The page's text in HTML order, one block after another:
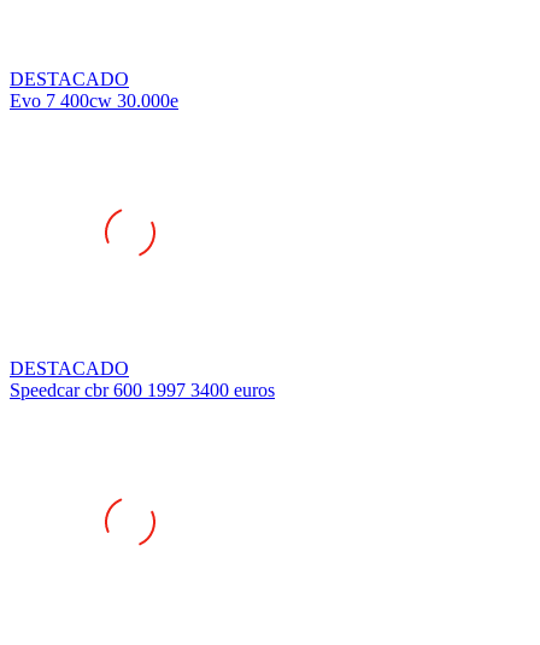
DESTACADO
Evo 7 400cw 30.000e
DESTACADO
Speedcar cbr 600 1997 3400 euros